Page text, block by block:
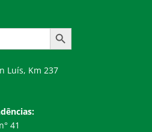
Botón de búsqueda
Luís, Km 237
41